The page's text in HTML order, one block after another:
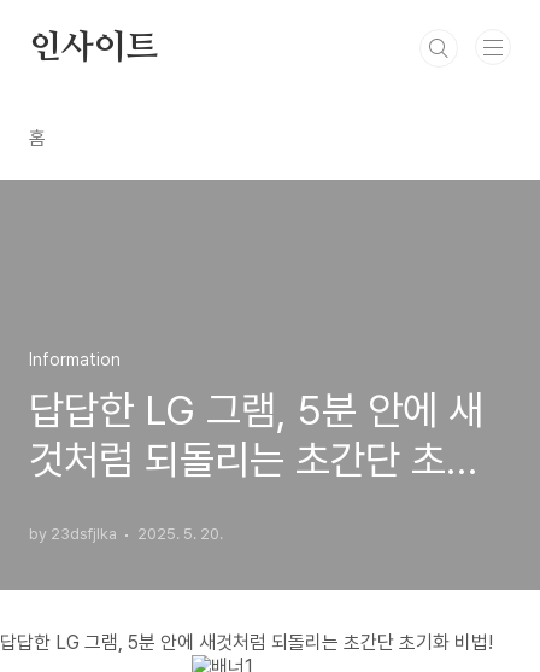
인사이트
홈
Information
답답한 LG 그램, 5분 안에 새
것처럼 되돌리는 초간단 초기
by 23dsfjlka 2025. 5. 20.
답답한 LG 그램, 5분 안에 새것처럼 되돌리는 초간단 초기화 비법!